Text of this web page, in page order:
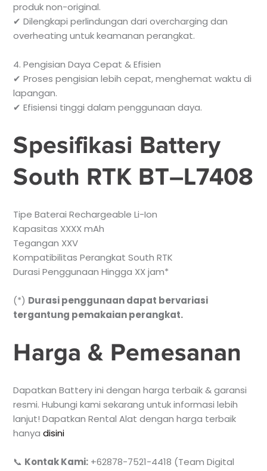
produk non-original.
✔ Dilengkapi perlindungan dari overcharging dan
overheating untuk keamanan perangkat.
4. Pengisian Daya Cepat & Efisien
✔ Proses pengisian lebih cepat, menghemat waktu di
lapangan.
✔ Efisiensi tinggi dalam penggunaan daya.
Spesifikasi Battery
South RTK BT–L7408
Tipe Baterai Rechargeable Li-Ion
Kapasitas XXXX mAh
Tegangan XXV
Kompatibilitas Perangkat South RTK
Durasi Penggunaan Hingga XX jam*
(*) Durasi penggunaan dapat bervariasi
tergantung pemakaian perangkat.
Harga & Pemesanan
Dapatkan Battery ini dengan harga terbaik & garansi
resmi. Hubungi kami sekarang untuk informasi lebih
lanjut! Dapatkan Rental Alat dengan harga terbaik
hanyadisini
📞 Kontak Kami: +62878-7521-4418 (Team Digital